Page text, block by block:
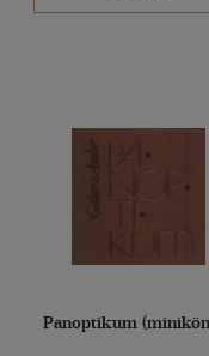
Panoptikum